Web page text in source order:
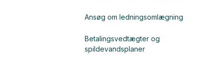
Ansøg om ledningsomlægning
Betalingsvedtægter og
spildevandsplaner